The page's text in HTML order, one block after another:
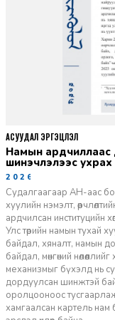
Намын ардчиллаас даргын засаглал: Эрх зүйн
шинэчлэлээс ухрах
2026-07-08
Судалгаагаар АН-аас
хуулийн нэмэлт,
ардчилсан институцийн
Улс төрийн намын тухай
байдал, хяналт, намын
байдал, мөнгөний
механизмыг бүхэлд нь
дордуулсан шинжтэй
оролцооноос
хамгаалсан картель
АСУУДАЛ ЭРГЭЦҮҮЛЭЛ